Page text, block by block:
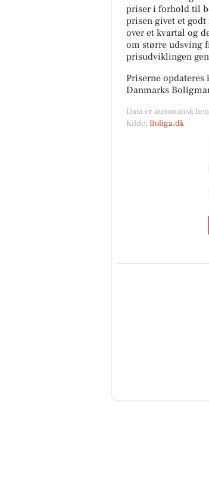
priser i forhold til
prisen givet et
over et kvartal og
om større udsving
prisudviklingen
Priserne
Danmarks
Data er automatisk
Kilde: Boliga.dk